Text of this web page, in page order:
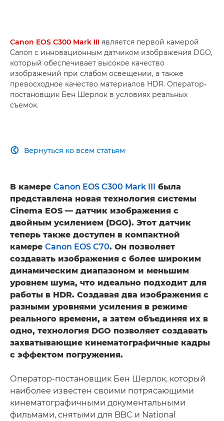
Canon EOS C300 Mark III является первой камерой
Canon с инновационным датчиком изображения DGO,
который обеспечивает высокое качество
изображений при слабом освещении, а также
превосходное качество материалов HDR. Оператор-
постановщик Бен Шерлок в условиях реальных
съемок.
Вернуться ко всем статьям

В камере Canon EOS C300 Mark III была
представлена новая технология системы
Cinema EOS — датчик изображения с
двойным усилением (DGO). Этот датчик
теперь также доступен в компактной
камере Canon EOS C70. Он позволяет
создавать изображения с более широким
динамическим диапазоном и меньшим
уровнем шума, что идеально подходит для
работы в HDR. Создавая два изображения с
разными уровнями усиления в режиме
реального времени, а затем объединяя их в
одно, технология DGO позволяет создавать
захватывающие кинематографичные кадры
с эффектом погружения.
Оператор-постановщик Бен Шерлок, который
наиболее известен своими потрясающими
кинематографичными документальными
фильмами, снятыми для BBC и National